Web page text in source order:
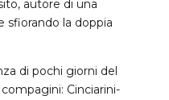
autore di una
sfiorando la doppia
di pochi giorni del
Cinciarini-